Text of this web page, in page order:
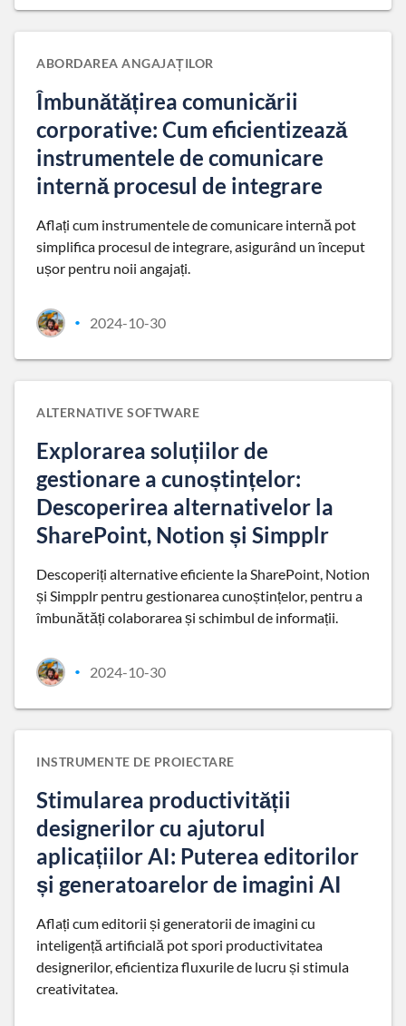
ABORDAREA ANGAJAȚILOR
Îmbunătățirea comunicării
corporative: Cum eficientizează
instrumentele de comunicare
internă procesul de integrare
Aflați cum instrumentele de comunicare internă pot
simplifica procesul de integrare, asigurând un început
ușor pentru noii angajați.
• 2024-10-30
ALTERNATIVE SOFTWARE
Explorarea soluțiilor de
gestionare a cunoștințelor:
Descoperirea alternativelor la
SharePoint, Notion și Simpplr
Descoperiți alternative eficiente la SharePoint, Notion
și Simpplr pentru gestionarea cunoștințelor, pentru a
îmbunătăți colaborarea și schimbul de informații.
• 2024-10-30
INSTRUMENTE DE PROIECTARE
Stimularea productivității
designerilor cu ajutorul
aplicațiilor AI: Puterea editorilor
și generatoarelor de imagini AI
Aflați cum editorii și generatorii de imagini cu
inteligență artificială pot spori productivitatea
designerilor, eficientiza fluxurile de lucru și stimula
creativitatea.